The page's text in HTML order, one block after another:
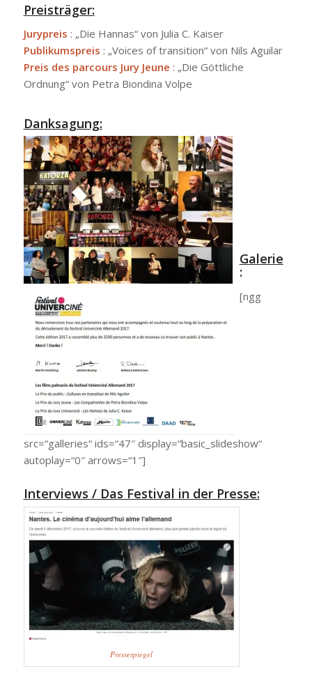
Preisträger:
Jurypreis : „Die Hannas“ von Julia C. Kaiser
Publikumspreis : „Voices of transition“ von Nils Aguilar
Preis des parcours Jury Jeune : „Die Göttliche
Ordnung“ von Petra Biondina Volpe
Danksagung:
Galerie
:
[ngg
src=“galleries“ ids=“47″ display=“basic_slideshow“
autoplay=“0″ arrows=“1″]
Interviews / Das Festival in der Presse:
Pressespiegel